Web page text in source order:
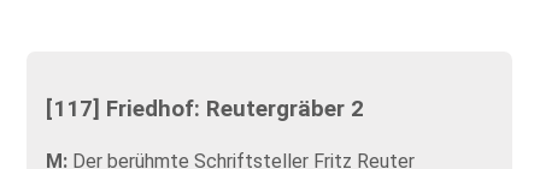
[117] Friedhof: Reutergräber 2
M: Der berühmte Schriftsteller Fritz Reuter